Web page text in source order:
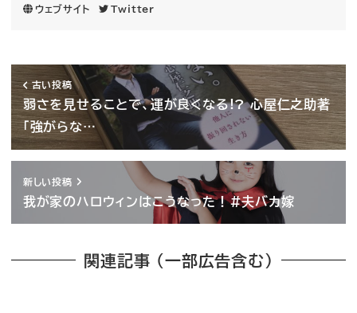
ウェブサイト Twitter
古い投稿
弱さを見せることで、運が良くなる!? 心屋仁之助著
「強がらな…
新しい投稿
我が家のハロウィンはこうなった！#夫バカ嫁
関連記事 （一部広告含む）